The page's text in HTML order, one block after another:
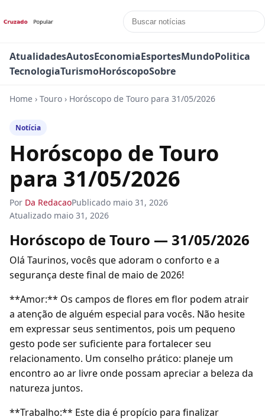
AtualidadesAutosEconomiaEsportesMundoPolitica
TecnologiaTurismoHoróscopoSobre
Home › Touro › Horóscopo de Touro para 31/05/2026
Notícia
Horóscopo de Touro
para 31/05/2026
Por Da RedacaoPublicado maio 31, 2026
Atualizado maio 31, 2026
Horóscopo de Touro — 31/05/2026
Olá Taurinos, vocês que adoram o conforto e a
segurança deste final de maio de 2026!
**Amor:** Os campos de flores em flor podem atrair
a atenção de alguém especial para vocês. Não hesite
em expressar seus sentimentos, pois um pequeno
gesto pode ser suficiente para fortalecer seu
relacionamento. Um conselho prático: planeje um
encontro ao ar livre onde possam apreciar a beleza da
natureza juntos.
**Trabalho:** Este dia é propício para finalizar